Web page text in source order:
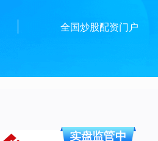
全国炒股配资门户